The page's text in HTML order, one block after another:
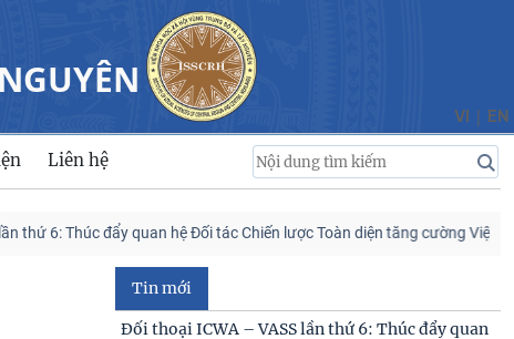
VI | EN
Liên hệ
đẩy quan hệ Đối tác Chiến lược Toàn diện tăng cường Việt Nam – Ấn
Tin mới
Thỏa
Viện Khoa học xã hội vùng Trung Bộ và Tây
Nguyên tham gia Chương trình làm việc với Sở
Khoa học và
Viện Khoa học xã hội vùng Trung Bộ và Tây
Nguyên làm việc với Sở Khoa học và Công nghệ
ĐỀ: “ĐỀ XUẤT GIẢI PHÁP BẢO ĐẢM AN NINH
NGUỒN NƯỚC PHỤC VỤ